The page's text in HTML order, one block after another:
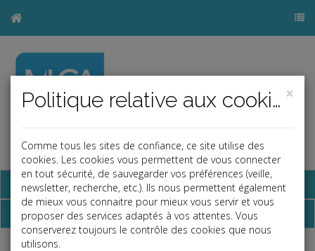
a
Base documentaire
Dépêches
×
Politique relative aux cookies
Comme tous les sites de confiance, ce site utilise des
cookies. Les cookies vous permettent de vous connecter
en tout sécurité, de sauvegarder vos préférences (veille,
newsletter, recherche, etc.). Ils nous permettent également
de mieux vous connaitre pour mieux vous servir et vous
proposer des services adaptés à vos attentes. Vous
conserverez toujours le contrôle des cookies que nous
utilisons.